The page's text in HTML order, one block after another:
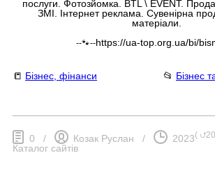
послуги. Фотозйомка. BTL \ EVENT.
ЗМI. Інтернет реклама. Сувенірна
матеріали.
--🐾--https://ua-top.org.ua/bi/
📒 Бізнес, фінанси 📂 Бізнес
0 / Козак Руслан / 2023(
Каталог сайтів